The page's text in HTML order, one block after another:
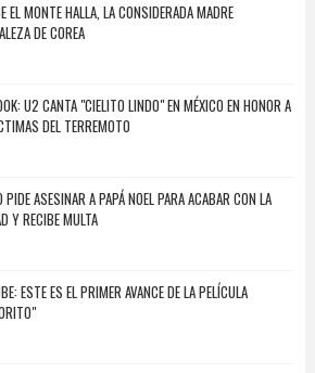
EL MONTE HALLA, LA CONSIDERADA MADRE
DE COREA
U2 CANTA "CIELITO LINDO" EN MÉXICO EN HONOR A
DEL TERREMOTO
PIDE ASESINAR A PAPÁ NOEL PARA ACABAR CON LA
Y RECIBE MULTA
ESTE ES EL PRIMER AVANCE DE LA PELÍCULA